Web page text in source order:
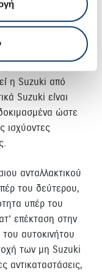
δεν
η Suzuki από
Suzuki είναι
ώστε
ισχύοντες
ανταλλακτικού
του δεύτερου,
υπέρ του
επέκταση στην
αυτοκινήτου
των μη Suzuki
αντικαταστάσεις,